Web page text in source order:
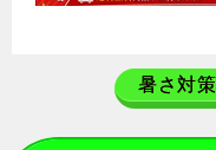
暑さ対